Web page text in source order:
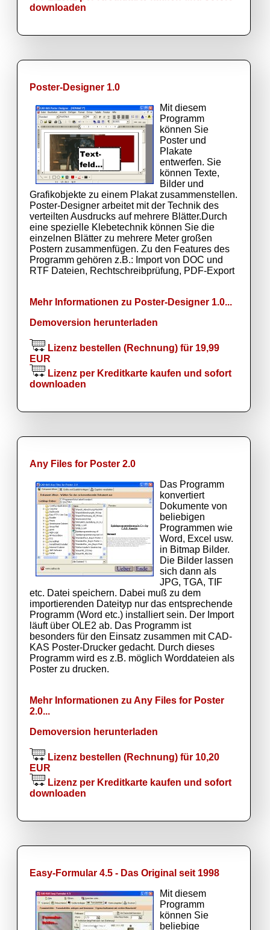
downloaden
Poster-Designer 1.0
Mit diesem
Programm
können Sie
Poster und
Plakate
entwerfen. Sie
können Texte,
Bilder und
Grafikobjekte zu einem Plakat zusammenstellen.
Poster-Designer arbeitet mit der Technik des
verteilten Ausdrucks auf mehrere Blätter.Durch
eine spezielle Klebetechnik können Sie die
einzelnen Blätter zu mehrere Meter großen
Postern zusammenfügen. Zu den Features des
Programm gehören z.B.: Import von DOC und
RTF Dateien, Rechtschreibprüfung, PDF-Export
Mehr Informationen zu Poster-Designer 1.0...
Demoversion herunterladen
Lizenz bestellen (Rechnung) für 19,99
EUR
Lizenz per Kreditkarte kaufen und sofort
downloaden
Any Files for Poster 2.0
Das Programm
konvertiert
Dokumente von
beliebigen
Programmen wie
Word, Excel usw.
in Bitmap Bilder.
Die Bilder lassen
sich dann als
JPG, TGA, TIF
etc. Datei speichern. Dabei muß zu dem
importierenden Dateityp nur das entsprechende
Programm (Word etc.) installiert sein. Der Import
läuft über OLE2 ab. Das Programm ist
besonders für den Einsatz zusammen mit CAD-
KAS Poster-Drucker gedacht. Durch dieses
Programm wird es z.B. möglich Worddateien als
Poster zu drucken.
Mehr Informationen zu Any Files for Poster
2.0...
Demoversion herunterladen
Lizenz bestellen (Rechnung) für 10,20
EUR
Lizenz per Kreditkarte kaufen und sofort
downloaden
Easy-Formular 4.5 - Das Original seit 1998
Mit diesem
Programm
können Sie
beliebige